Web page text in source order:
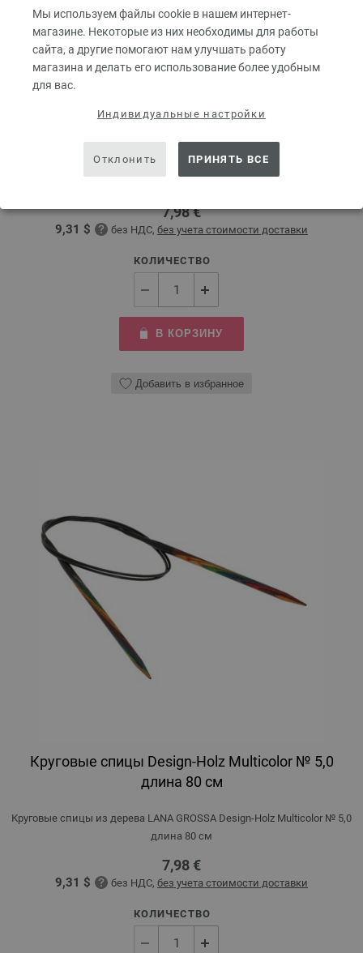
Мы используем файлы cookie в нашем интернет-
магазине. Некоторые из них необходимы для работы
сайта, а другие помогают нам улучшать работу
магазина и делать его использование более удобным
для вас.
Индивидуальные настройки
Отклонить ПРИНЯТЬ ВСЕ
Круговые спицы Design-Holz Multicolor № 5,0
Круговые спицы LANA GROSSA Design-Holz Multicolor № 5,0 длина 40
7,98 €
9,31 $ без НДС, без учета стоимости доставки
КОЛИЧЕСТВО
В КОРЗИНУ
Добавить в избранное
Круговые спицы Design-Holz Multicolor № 5,0
длина 80 см
Круговые спицы из дерева LANA GROSSA Design-Holz Multicolor № 5,0
длина 80 см
7,98 €
9,31 $ без НДС, без учета стоимости доставки
КОЛИЧЕСТВО